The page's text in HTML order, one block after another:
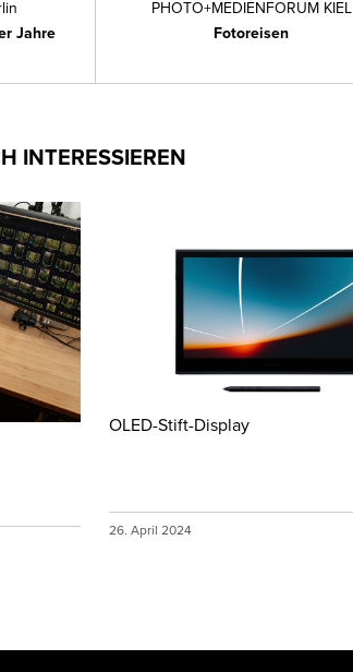
Jahre
PHOTO+MEDIENFORUM KIEL
Fotoreisen
INTERESSIEREN
OLED-Stift-Display
26. April 2024